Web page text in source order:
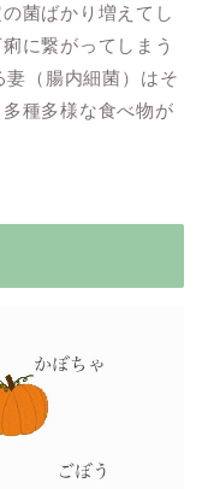
菌ばかり増えてし
に繋がってしまう
（腸内細菌）はそ
種多様な食べ物が